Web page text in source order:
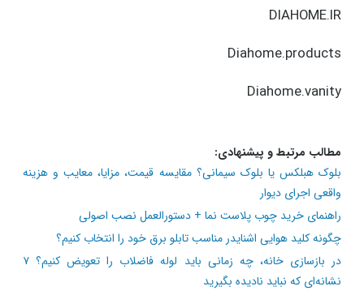
DIAHOME.IR
Diahome.products
Diahome.vanity
مطالب مرتبط و پیشنهادی:
بلوک هبلکس یا بلوک سیمانی؟ مقایسه قیمت، مزایا، معایب و هزینه
واقعی اجرای دیوار
راهنمای خرید چوب پلاست نما + دستورالعمل نصب اصولی
چگونه کلید هوایی اشنایدر مناسب تابلو برق خود را انتخاب کنیم؟
در بازسازی خانه، چه زمانی باید لوله فاضلاب را تعویض کنیم؟ ۷
نشانه‌ای که نباید نادیده بگیرید